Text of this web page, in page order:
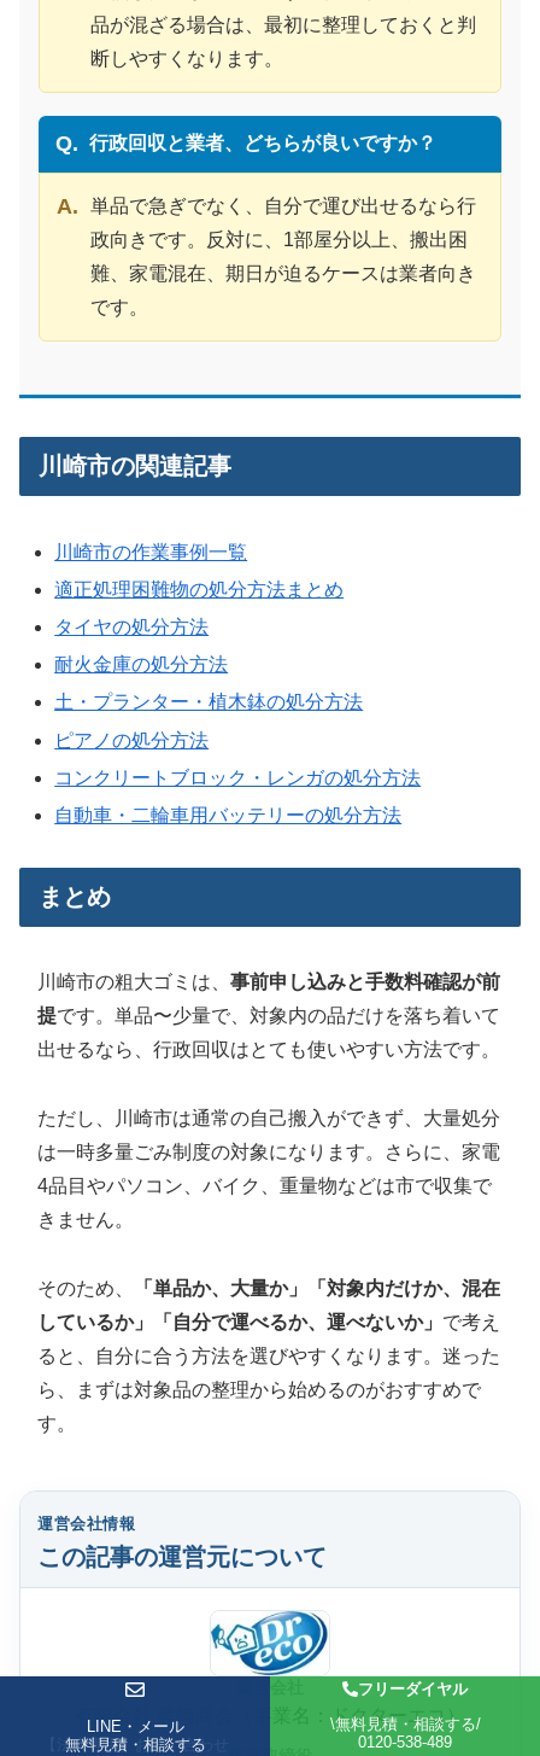
品が混ざる場合は、最初に整理しておくと判
断しやすくなります。
行政回収と業者、どちらが良いですか？
単品で急ぎでなく、自分で運び出せるなら行
政向きです。反対に、1部屋分以上、搬出困
難、家電混在、期日が迫るケースは業者向き
です。
川崎市の関連記事
川崎市の作業事例一覧
適正処理困難物の処分方法まとめ
タイヤの処分方法
耐火金庫の処分方法
土・プランター・植木鉢の処分方法
ピアノの処分方法
コンクリートブロック・レンガの処分方法
自動車・二輪車用バッテリーの処分方法
まとめ
川崎市の粗大ゴミは、 事前申し込みと手数料確認が前
提です。単品〜少量で、対象内の品だけを落ち着いて
出せるなら、行政回収はとても使いやすい方法です。
ただし、川崎市は通常の自己搬入ができず、大量処分
は一時多量ごみ制度の対象になります。さらに、家電
4品目やパソコン、バイク、重量物などは市で収集で
きません。
そのため、
「単品か、大量か」「対象内だけか、混在
しているか」「自分で運べるか、運べないか」 で考え
ると、自分に合う方法を選びやすくなります。迷った
ら、まずは対象品の整理から始めるのがおすすめで
す。
運営会社情報
この記事の運営元について
有限会社 黒﨑商会（事業名：ドクターエコ）
LINE・メール
【法人専用】お問い合わせ
LINE・メール
無料見積・相談する
フリーダイヤル
\無料見積・相談する/
0120-538-489